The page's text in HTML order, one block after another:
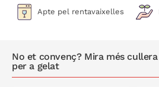
Apte pel rentavaixelles
No et convenç? Mira més
per a gelat